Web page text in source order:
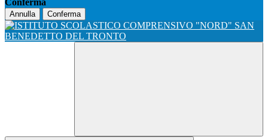
Conferma
Annulla Conferma